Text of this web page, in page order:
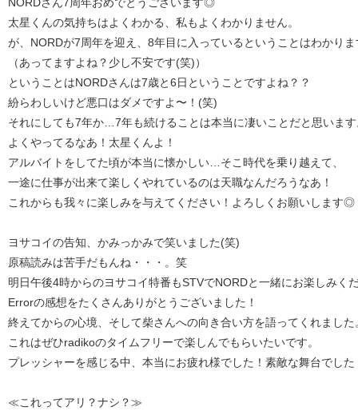
太星くんの気持ちはよくわかる、私もよくわかりません。
が、NORDが7周年を迎え、8年目に入っているということはわかりま
（あってますよね？少し不安です(笑)）
ということはNORDさんは7歳と6日ということですよね？？
紛らわしいけど悪口はダメですよ〜！(笑)
それにしても7年か…7年も続けることは本当に凄いことだと思いま
よくやってるなあ！太星くんよ！
アルバイトをしてた頃が本当に懐かしい…そこ時代を乗り越えて、
一途に仕事が出来て楽しくやれているのは天職なんだろうなあ！
これからも我々に楽しみを与えてください！よろしくお願いします◎
ヨサコイの告知、かみっかみで笑いました(笑)
原稿読みは苦手だもんね・・・。笑
明日午後4時からのヨサコイ特番もSTVでNORDと一緒にお楽しみく
Errorの感想をたくさんありがとうございました！
終えてからの心境、そして柴さんへの向き合い方を語ってくれました
これはぜひradikoのタイムフリーで楽しんでもらいたいです。
プレッシャーを感じる中、本当にお疲れ様でした！素敵な舞台でした
≪これってアリ？ナシ？≫